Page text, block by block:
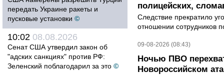
передать Украине ракеты и
пусковые установки ©
10:02 08.08.2026
Сенат США утвердил закон об
"адских санкциях" против РФ:
Зеленский поблагодарил за это ©
полицейских,
Следствие прекратило
отношении сотрудников
09-08-2026 (08:43)
Ночью ПВО
Новороссийском